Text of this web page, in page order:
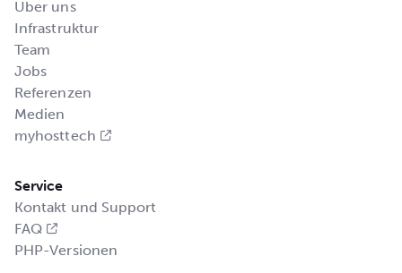
Über uns
Infrastruktur
Team
Jobs
Referenzen
Medien
myhosttech
Service
Kontakt und Support
FAQ
PHP-Versionen